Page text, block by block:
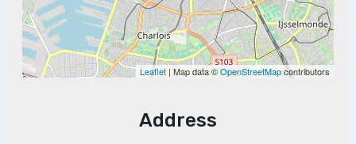
Leaflet| Map data ©OpenStreetMapcontributors
Address